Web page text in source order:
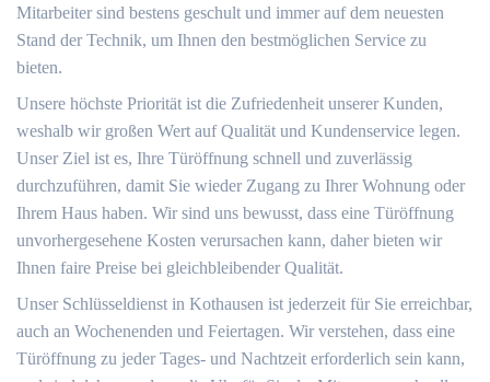
Mitarbeiter sind bestens geschult und immer auf dem neuesten
Stand der Technik, um Ihnen den bestmöglichen Service zu
bieten.
Unsere höchste Priorität ist die Zufriedenheit unserer Kunden,
weshalb wir großen Wert auf Qualität und Kundenservice legen.
Unser Ziel ist es, Ihre Türöffnung schnell und zuverlässig
durchzuführen, damit Sie wieder Zugang zu Ihrer Wohnung oder
Ihrem Haus haben. Wir sind uns bewusst, dass eine Türöffnung
unvorhergesehene Kosten verursachen kann, daher bieten wir
Ihnen faire Preise bei gleichbleibender Qualität.
Unser Schlüsseldienst in Kothausen ist jederzeit für Sie erreichbar,
auch an Wochenenden und Feiertagen. Wir verstehen, dass eine
Türöffnung zu jeder Tages- und Nachtzeit erforderlich sein kann,